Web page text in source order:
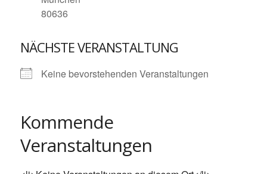
80636
NÄCHSTE VERANSTALTUNG
Keine bevorstehenden Veranstaltungen
Kommende
Veranstaltungen